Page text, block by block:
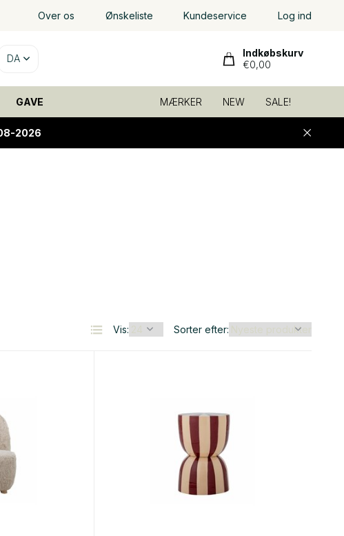
Over os Ønskeliste Kundeservice Log ind
DA
Indkøbskurv
€0,00
GAVE MÆRKER NEW SALE!
2026
Vis: Sorter efter: